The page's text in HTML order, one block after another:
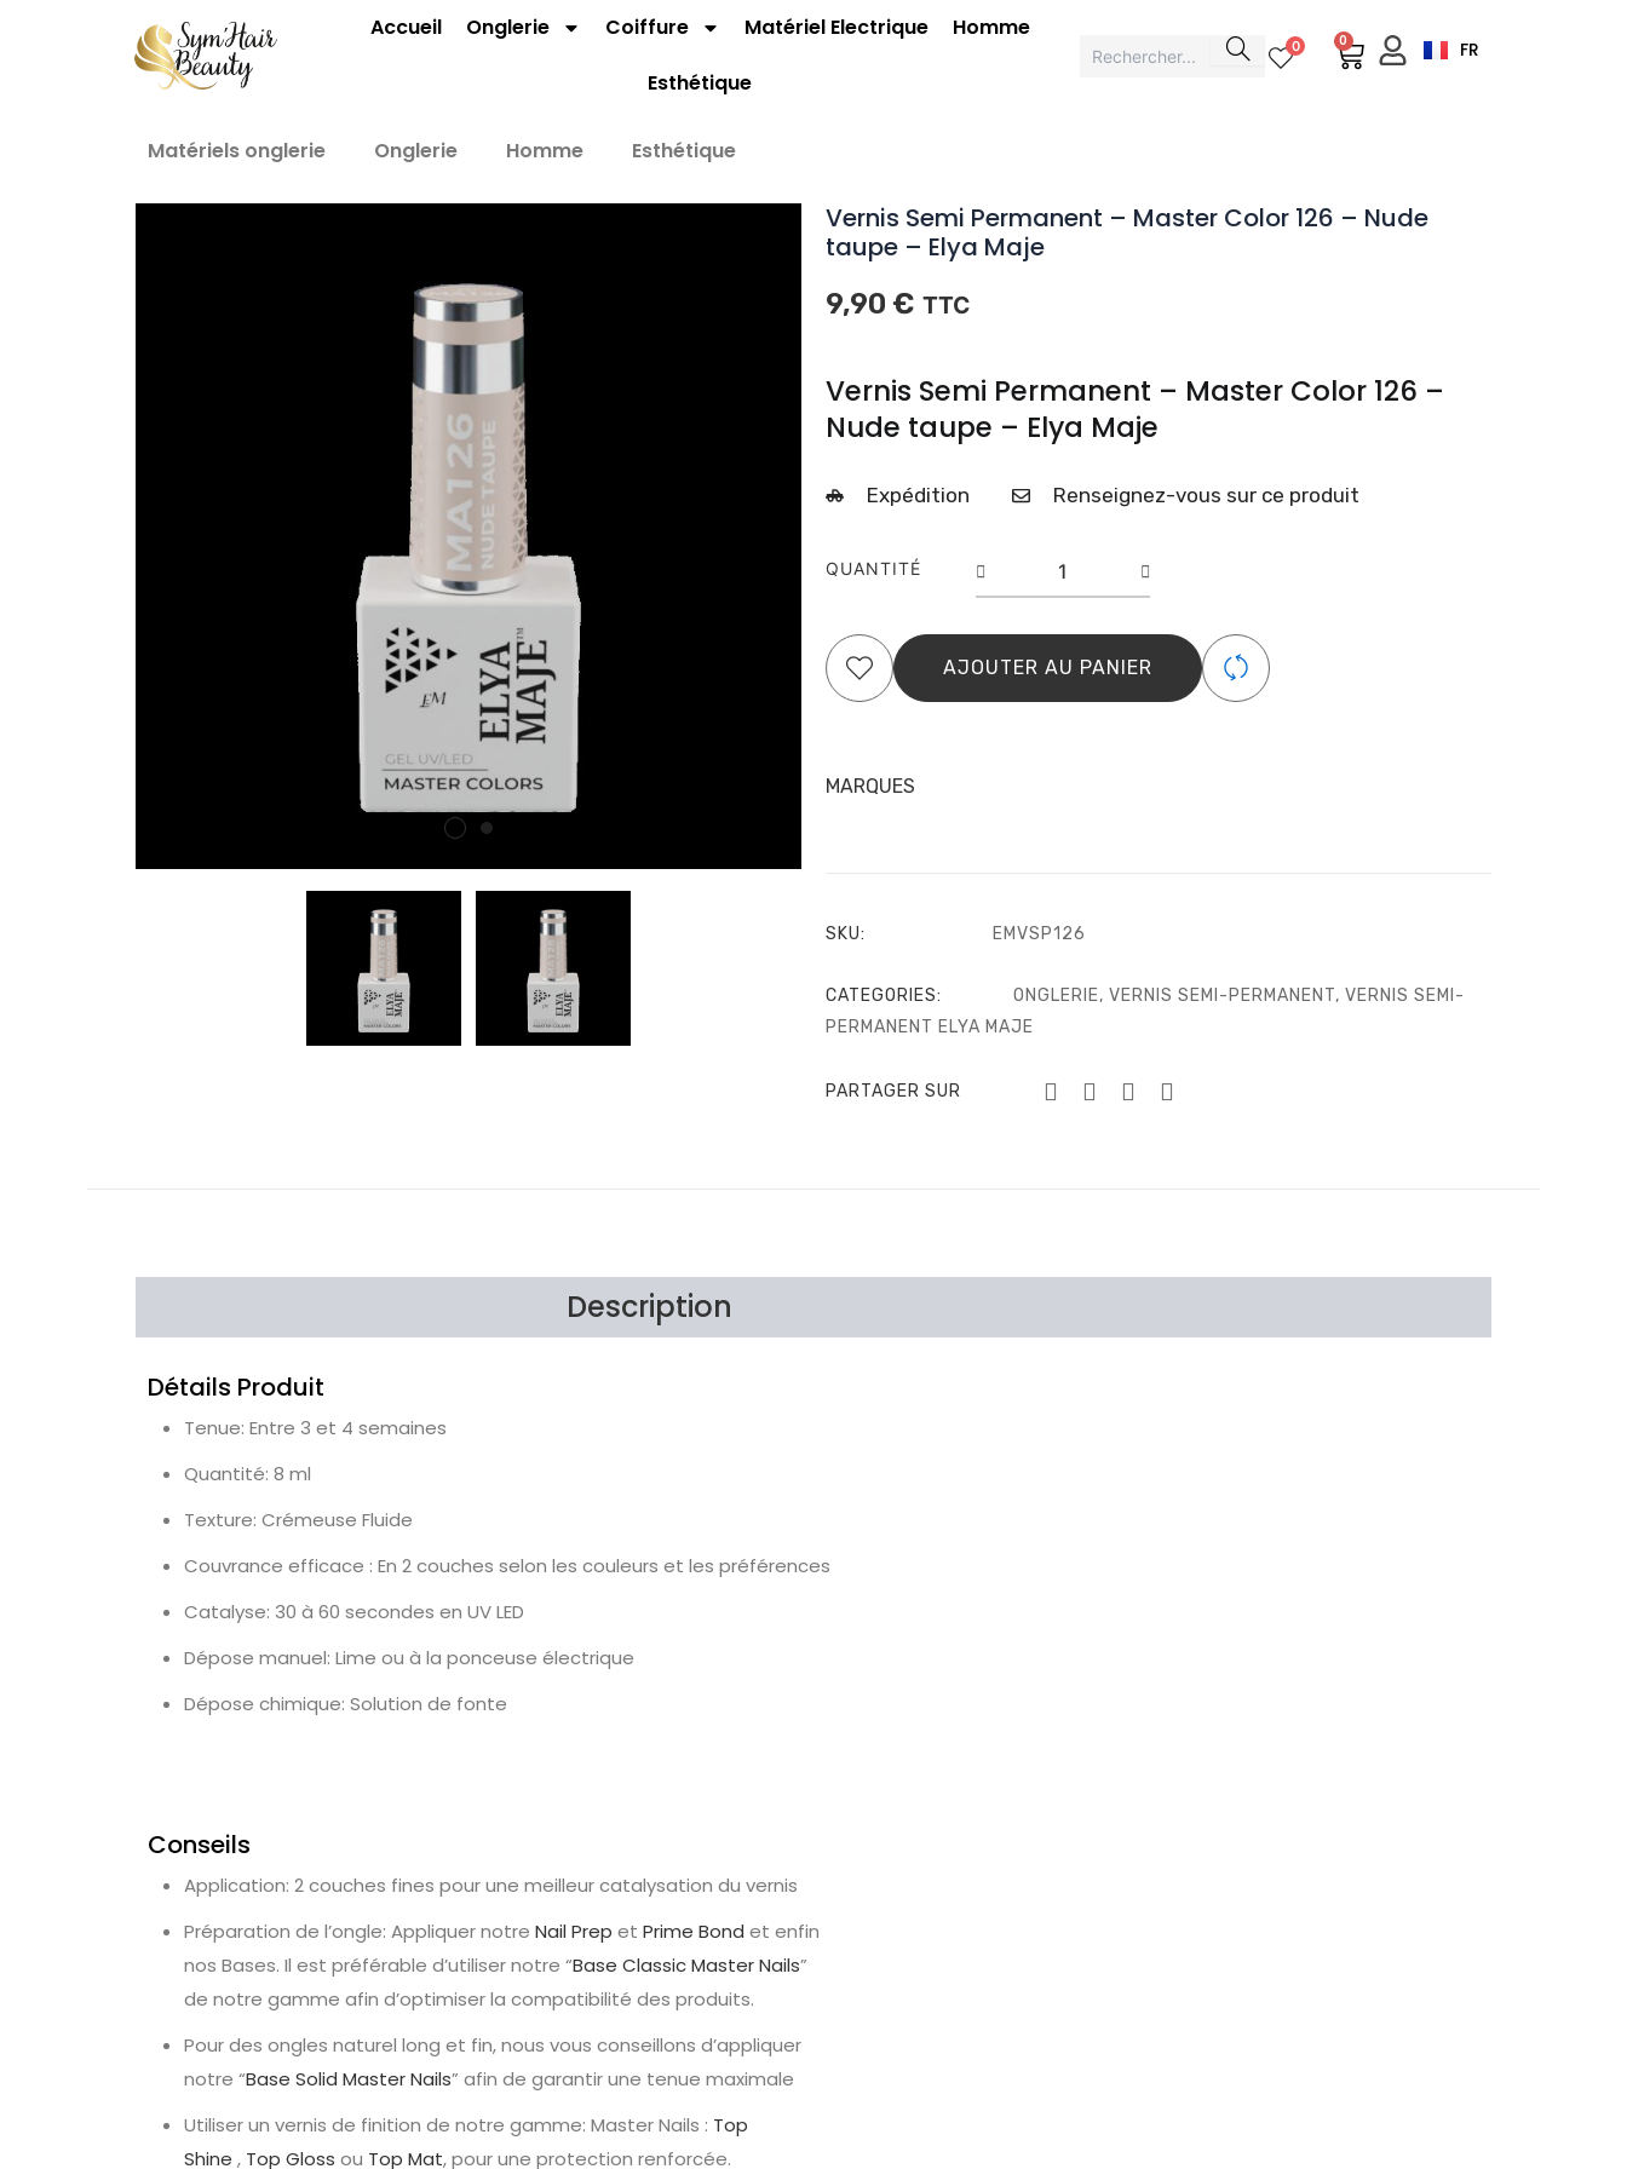
Accueil Onglerie Coiffure Matériel Electrique
Homme
Esthétique
0 0 Cart FR
Matériels onglerie Onglerie Homme Esthétique
Vernis Semi Permanent – Master Color 126 – Nude
taupe – Elya Maje
9,90 € TTC
Vernis Semi Permanent – Master Color 126 –
Nude taupe – Elya Maje
Expédition Renseignez-vous sur ce produit
QUANTITÉ
Semi
–
Master
AJOUTER AU PANIER
MARQUES
SKU: EMVSP126
CATEGORIES: ONGLERIE, VERNIS SEMI-PERMANENT, VERNIS SEMI-
PERMANENT ELYA MAJE
PARTAGER SUR
Description
Détails Produit
Tenue: Entre 3 et 4 semaines
Quantité: 8 ml
Texture: Crémeuse Fluide
Couvrance efficace : En 2 couches selon les couleurs et les préférences
Catalyse: 30 à 60 secondes en UV LED
Dépose manuel: Lime ou à la ponceuse électrique
Dépose chimique: Solution de fonte
Conseils
Application: 2 couches fines pour une meilleur catalysation du vernis
Préparation de l’ongle: Appliquer notre Nail Prep et Prime Bond et enfin
nos Bases. Il est préférable d’utiliser notre “Base Classic Master Nails”
de notre gamme afin d’optimiser la compatibilité des produits.
Pour des ongles naturel long et fin, nous vous conseillons d’appliquer
notre “Base Solid Master Nails” afin de garantir une tenue maximale
Utiliser un vernis de finition de notre gamme: Master Nails : Top
Shine , Top Gloss ou Top Mat, pour une protection renforcée.